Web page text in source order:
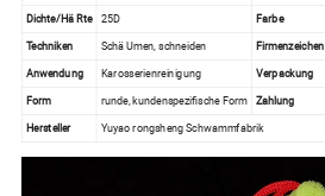
Dichte/Hä Rte 25D Farbe
Techniken
Schä Umen, schneiden Firmenzeichen
Anwendung Karosserienreinigung Verpackung
Form
runde, kundenspezifische Form Zahlung
Hersteller
Yuyao rongsheng Schwammfabrik